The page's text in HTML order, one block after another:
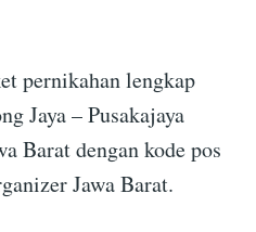
pernikahan lengkap
Jaya – Pusakajaya
Barat dengan kode pos
Jawa Barat.